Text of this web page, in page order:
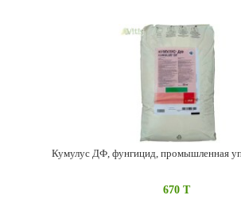
Кумулус ДФ, фунгицид, промышленная
670 T